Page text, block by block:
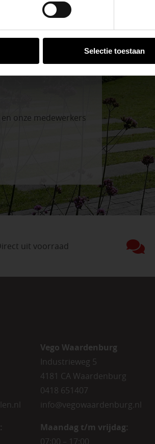
Selectie toestaan
onze medewerkers
uit voorraad
Vego Waardenburg
Industrieweg 5
4181 CA Waardenburg
0418 651407
info@vegowaardenburg.nl
Maandag t/m vrijdag:
07:00 – 17:00